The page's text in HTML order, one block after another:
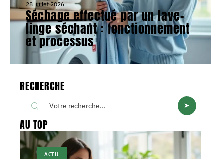
28 juillet 2026
Séchage effectué par un lave-
linge séchant : fonctionnement
et processus
RECHERCHE
AU TOP
ACTU